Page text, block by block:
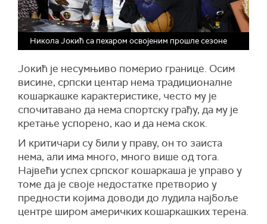
Никола Јокић са пехаром освојеним прошле сезоне
Јокић је несумњиво померио границе. Осим
висине, српски центар нема традиционалне
кошаркашке карактеристике, често му је
спочитавано да нема спортску грађу, да му је
кретање успорено, као и да нема скок.
И критичари су били у праву, он то заиста
нема, али има много, много више од тога.
Највећи успех српског кошаркаша је управо у
томе да је своје недостатке претворио у
предности којима доводи до лудила најбоље
центре широм америчких кошаркашких терена.